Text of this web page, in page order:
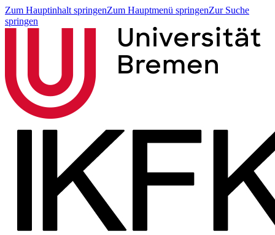
Zum Hauptinhalt springenZum Hauptmenü springenZur Suche
springen